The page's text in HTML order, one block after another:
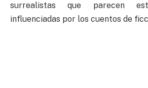
surrealistasque parecen
influenciadas por los cuentos de